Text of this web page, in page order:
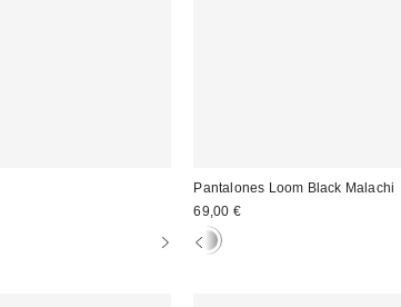
Pantalones Loom Black Malachi
69,00 €